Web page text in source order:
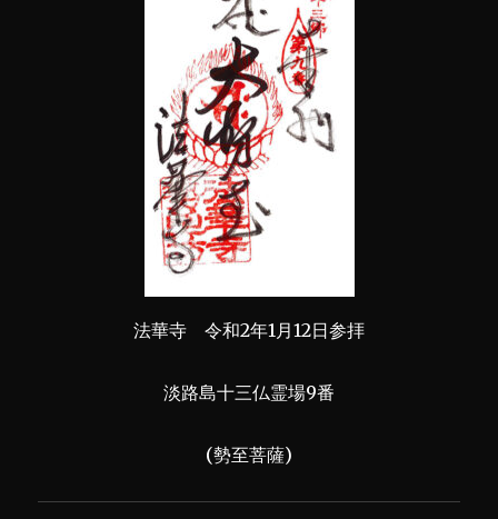
法華寺 令和2年1月12日参拝
淡路島十三仏霊場9番
(勢至菩薩)